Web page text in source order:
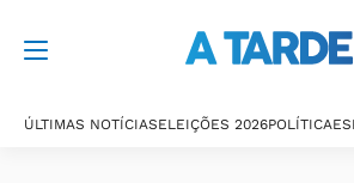
ÚLTIMAS NOTÍCIASELEIÇÕES 2026POLÍTICA